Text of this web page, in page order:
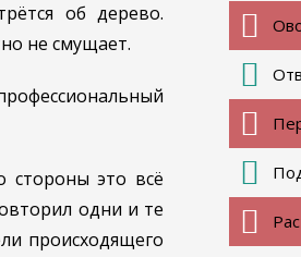
об дерево.
не смущает.
стороны это всё
одни и те
происходящего